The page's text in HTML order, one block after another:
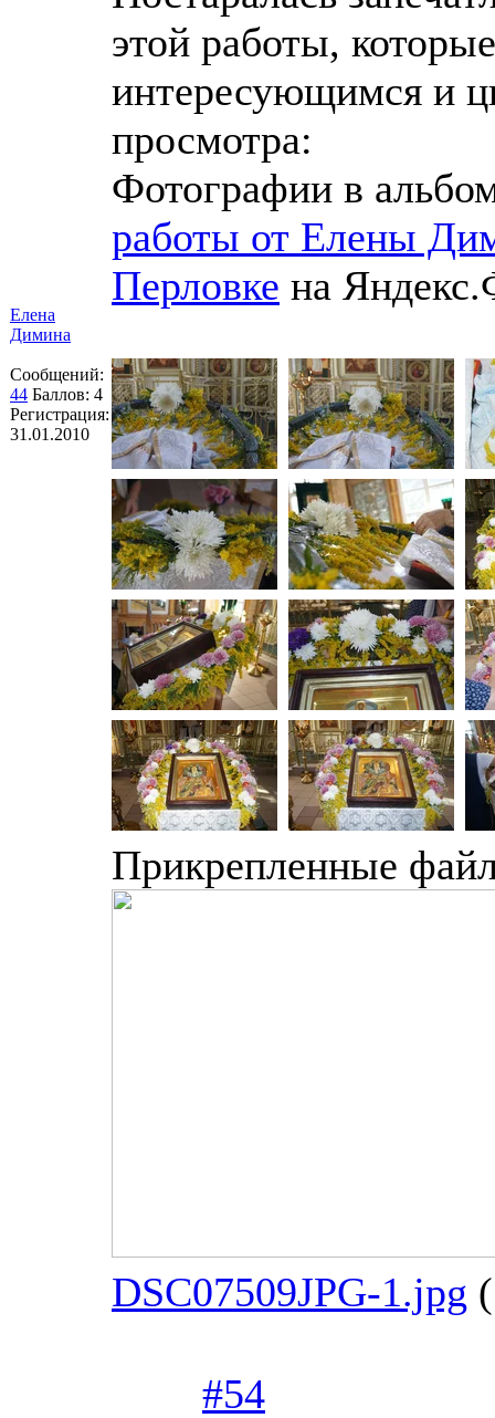
Елена
Димина
Сообщений:
44 Баллов: 4
Регистрация:
31.01.2010
этой работы,
интересующимся и
просмотра:
Фотографии в
работы от Елены
Перловке на
Прикрепленные
DSC07509JPG-1.jpg
#54